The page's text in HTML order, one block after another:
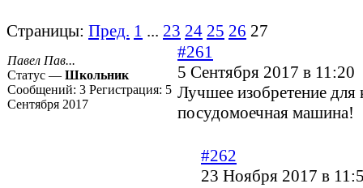
Страницы: Пред. 1 ... 23 24 25 26 27
Павел Пав...
Статус — Школьник
Сообщений: 3 Регистрация: 5
Сентября 2017
#261
5 Сентября 2017 в 11:20
Лучшее изобретение для
посудомоечная машина!
#262
23 Ноября 2017 в